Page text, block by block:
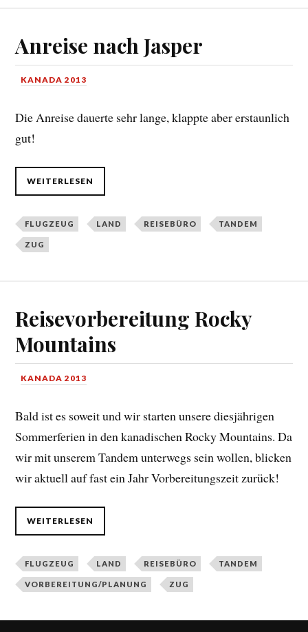
Anreise nach Jasper
KANADA 2013
Die Anreise dauerte sehr lange, klappte aber erstaunlich
gut!
WEITERLESEN
FLUGZEUG LAND REISEBÜRO TANDEM
ZUG
Reisevorbereitung Rocky
Mountains
KANADA 2013
Bald ist es soweit und wir starten unsere diesjährigen
Sommerferien in den kanadischen Rocky Mountains. Da
wir mit unserem Tandem unterwegs sein wollen, blicken
wir aktuell auf fast ein Jahr Vorbereitungszeit zurück!
WEITERLESEN
FLUGZEUG LAND REISEBÜRO TANDEM
VORBEREITUNG/PLANUNG ZUG